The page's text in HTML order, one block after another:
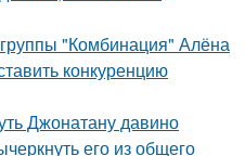
"Комбинация" Алёна
конкуренцию
Джонатану давино
его из общего